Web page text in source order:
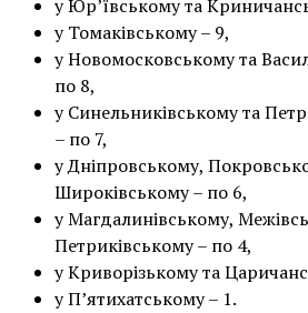
у Юр’ївському та
у Томаківському – 9,
у Новомосковському та
по 8,
у Синельниківському та
– по 7,
у Дніпровському,
Широківському – по 6,
у Магдалинівському,
Петриківському – по 4,
у Криворізькому та
у П’ятихатському – 1.